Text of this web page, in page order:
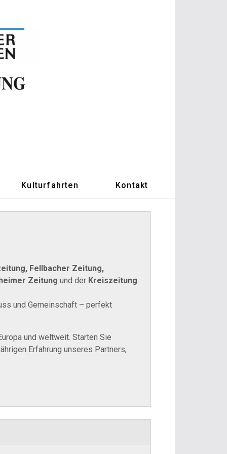
Kulturfahrten Kontakt
Fellbacher Zeitung,
Zeitung und der Kreiszeitung
und Gemeinschaft – perfekt
und weltweit. Starten Sie
Erfahrung unseres Partners,